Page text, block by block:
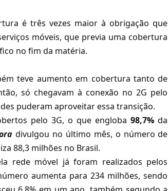
é três vezes maior à obrigação que
móveis, que previa uma cobertura
no fim da matéria.
teve aumento em cobertura tanto de
só chegavam à conexão no 2G pelo
puderam aproveitar essa transição.
pelo 3G, o que engloba98,7% da
divulgou no último mês, o número de
88,3 milhões no Brasil.
rede móvel já foram realizados pelos
aumenta para 234 milhões, sendo